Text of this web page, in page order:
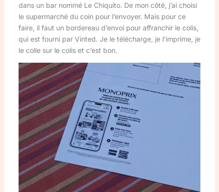
dans un bar nommé Le Chiquito. De mon côté, j’ai choisi
le supermarché du coin pour l’envoyer. Mais pour ce
faire, il faut un bordereau d’envoi pour affranchir le colis,
qui est fourni par Vinted. Je le télécharge, je l’imprime, je
le colle sur le colis et c’est bon.